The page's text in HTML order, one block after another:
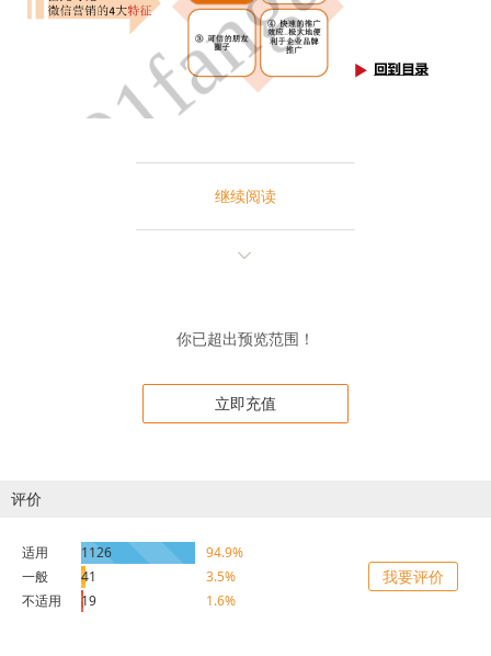
继续阅读
你已超出预览范围！
立即充值
评价
适用 1126
94.9%
一般
41
3.5%
不适用
19 1.6%
我要评价